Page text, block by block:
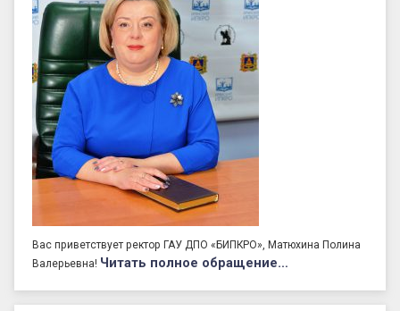
Вас приветствует ректор ГАУ ДПО «БИПКРО», Матюхина Полина
Валерьевна! Читать полное обращение…